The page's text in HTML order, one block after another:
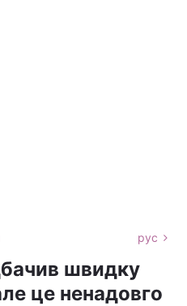
рус
швидку
це ненадовго